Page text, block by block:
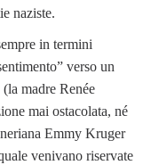
naziste.
in termini
verso un
madre Renée
mai ostacolata, né
Emmy Kruger
venivano riservate